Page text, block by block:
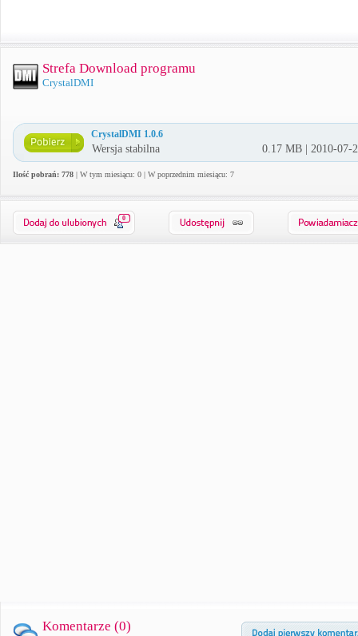
Strefa Download programu
CrystalDMI
CrystalDMI 1.0.6
Wersja stabilna 0.17 MB | 2010-07-
Ilość pobrań: 778 | W tym miesiącu: 0 | W poprzednim miesiącu: 7
0
Komentarze (0)